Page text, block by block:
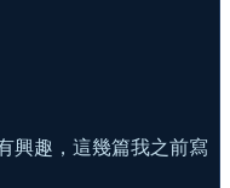
興趣，這幾篇我之前寫